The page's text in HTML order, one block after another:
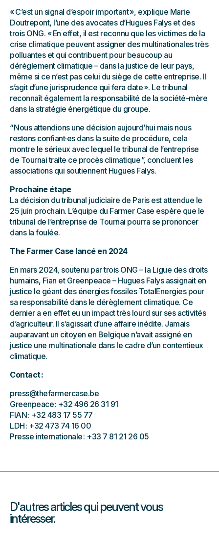
« C’est un signal d’espoir important », explique Marie
Doutrepont, l’une des avocates d’Hugues Falys et des
trois ONG. « En effet, il est reconnu que les victimes de la
crise climatique peuvent assigner des multinationales très
polluantes et qui contribuent pour beaucoup au
dérèglement climatique – dans la justice de leur pays,
même si ce n’est pas celui du siège de cette entreprise. Il
s’agit d’une jurisprudence qui fera date ». Le tribunal
reconnaît également la responsabilité de la société-mère
dans la stratégie énergétique du groupe.
“ Nous attendions une décision aujourd’hui mais nous
restons confiant·es dans la suite de procédure, cela
montre le sérieux avec lequel le tribunal de l’entreprise
de Tournai traite ce procès climatique ”, concluent les
associations qui soutiennent Hugues Falys.
Prochaine étape
La décision du tribunal judiciaire de Paris est attendue le
25 juin prochain. L’équipe du Farmer Case espère que le
tribunal de l’entreprise de Tournai pourra se prononcer
dans la foulée.
The Farmer Case lancé en 2024
En mars 2024, soutenu par trois ONG – la Ligue des droits
humains, Fian et Greenpeace – Hugues Falys assignait en
justice le géant des énergies fossiles TotalEnergies pour
sa responsabilité dans le dérèglement climatique. Ce
dernier a en effet eu un impact très lourd sur ses activités
d’agriculteur. Il s’agissait d’une affaire inédite. Jamais
auparavant un citoyen en Belgique n’avait assigné en
justice une multinationale dans le cadre d’un contentieux
climatique.
Contact :
press@thefarmercase.be
Greenpeace : +32 496 26 31 91
FIAN : +32 483 17 55 77
LDH : +32 473 74 16 00
Presse internationale : +33 7 81 21 26 05
D'autres articles qui peuvent vous
intéresser.